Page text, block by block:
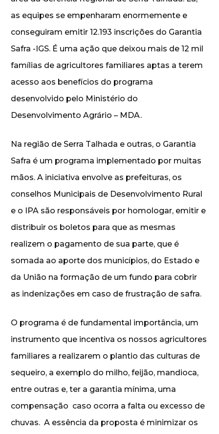
as equipes se empenharam enormemente e
conseguiram emitir 12.193 inscrições do Garantia
Safra -IGS. É uma ação que deixou mais de 12 mil
famílias de agricultores familiares aptas a terem
acesso aos benefícios do programa
desenvolvido pelo Ministério do
Desenvolvimento Agrário – MDA.
Na região de Serra Talhada e outras, o Garantia
Safra é um programa implementado por muitas
mãos. A iniciativa envolve as prefeituras, os
conselhos Municipais de Desenvolvimento Rural
e o IPA são responsáveis por homologar, emitir e
distribuir os boletos para que as mesmas
realizem o pagamento de sua parte, que é
somada ao aporte dos municípios, do Estado e
da União na formação de um fundo para cobrir
as indenizações em caso de frustração de safra.
O programa é de fundamental importância, um
instrumento que incentiva os nossos agricultores
familiares a realizarem o plantio das culturas de
sequeiro, a exemplo do milho, feijão, mandioca,
entre outras e, ter a garantia mínima, uma
compensação caso ocorra a falta ou excesso de
chuvas. A essência da proposta é minimizar os